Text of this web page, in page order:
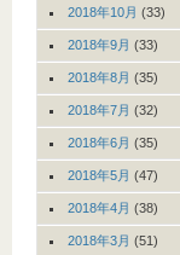
2018年10月 (33)
2018年9月 (33)
2018年8月 (35)
2018年7月 (32)
2018年6月 (35)
2018年5月 (47)
2018年4月 (38)
2018年3月 (51)